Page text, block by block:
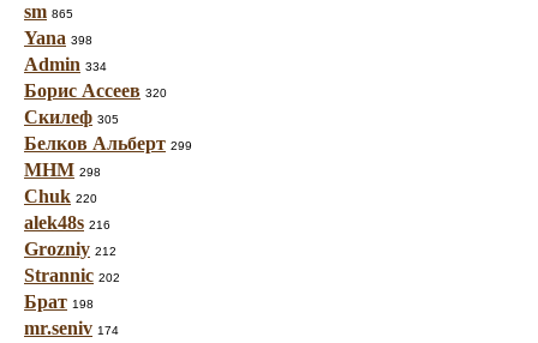
sm 865
Yana 398
Admin 334
Борис Ассеев 320
Скилеф 305
Белков Альберт 299
МНМ 298
Chuk 220
alek48s 216
Grozniy 212
Strannic 202
Брат 198
mr.seniv 174